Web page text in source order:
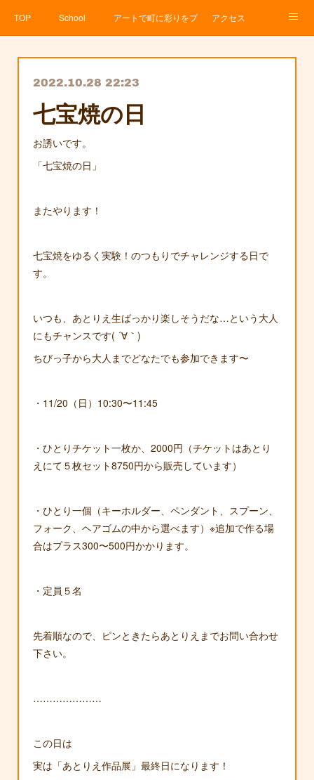
TOP School アートで町に彩りをプロジェクト
アクセス
2022.10.28 22:23
七宝焼の日
お誘いです。
「七宝焼の日」
またやります！
七宝焼をゆるく実験！のつもりでチャレンジする日で
す。
いつも、あとりえ生ばっかり楽しそうだな…という大人
にもチャンスです( ´∀｀)
ちびっ子から大人までどなたでも参加できます〜
・11/20（日）10:30〜11:45
・ひとりチケット一枚か、2000円（チケットはあとり
えにて５枚セット8750円から販売しています）
・ひとり一個（キーホルダー、ペンダント、スプーン、
フォーク、ヘアゴムの中から選べます）※追加で作る場
合はプラス300〜500円かかります。
・定員５名
先着順なので、ピンときたらあとりえまでお問い合わせ
下さい。
…………………
この日は
実は「あとりえ作品展」最終日になります！